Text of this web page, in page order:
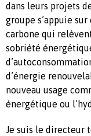
dans leurs projets
groupe s’appuie
carbone qui
sobriété
d’énergie
nouveau usage
énergétique ou
Je suis le directeur